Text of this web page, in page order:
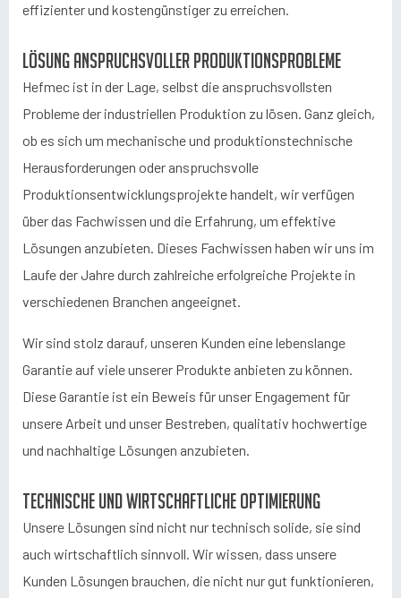
effizienter und kostengünstiger zu erreichen.
Lösung anspruchsvoller Produktionsprobleme
Hefmec ist in der Lage, selbst die anspruchsvollsten
Probleme der industriellen Produktion zu lösen. Ganz gleich,
ob es sich um mechanische und produktionstechnische
Herausforderungen oder anspruchsvolle
Produktionsentwicklungsprojekte handelt, wir verfügen
über das Fachwissen und die Erfahrung, um effektive
Lösungen anzubieten. Dieses Fachwissen haben wir uns im
Laufe der Jahre durch zahlreiche erfolgreiche Projekte in
verschiedenen Branchen angeeignet.
Wir sind stolz darauf, unseren Kunden eine lebenslange
Garantie auf viele unserer Produkte anbieten zu können.
Diese Garantie ist ein Beweis für unser Engagement für
unsere Arbeit und unser Bestreben, qualitativ hochwertige
und nachhaltige Lösungen anzubieten.
Technische und wirtschaftliche Optimierung
Unsere Lösungen sind nicht nur technisch solide, sie sind
auch wirtschaftlich sinnvoll. Wir wissen, dass unsere
Kunden Lösungen brauchen, die nicht nur gut funktionieren,